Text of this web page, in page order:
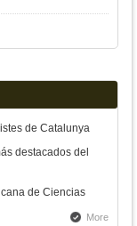
de Catalunya
destacados del
de Ciencias
More